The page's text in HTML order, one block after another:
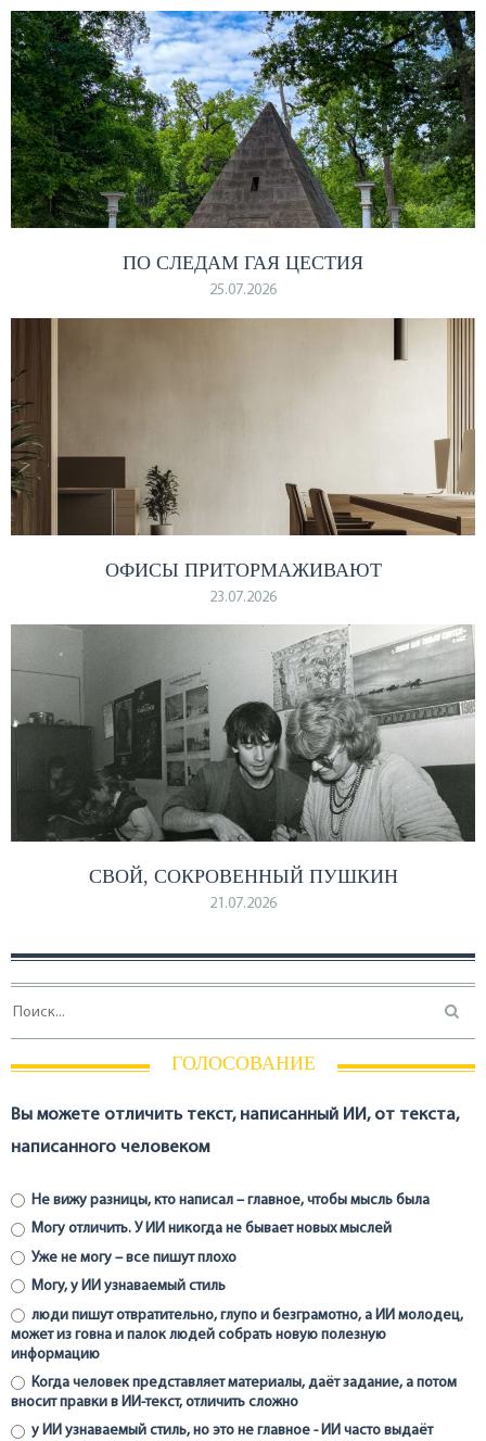
ПО СЛЕДАМ ГАЯ ЦЕСТИЯ
25.07.2026
ОФИСЫ ПРИТОРМАЖИВАЮТ
23.07.2026
СВОЙ, СОКРОВЕННЫЙ ПУШКИН
21.07.2026
ГОЛОСОВАНИЕ
Вы можете отличить текст, написанный ИИ, от текста,
написанного человеком
Не вижу разницы, кто написал – главное, чтобы мысль была
Могу отличить. У ИИ никогда не бывает новых мыслей
Уже не могу – все пишут плохо
Могу, у ИИ узнаваемый стиль
люди пишут отвратительно, глупо и безграмотно, а ИИ молодец,
может из говна и палок людей собрать новую полезную
информацию
Когда человек представляет материалы, даёт задание, а потом
вносит правки в ИИ-текст, отличить сложно
у ИИ узнаваемый стиль, но это не главное - ИИ часто выдаёт